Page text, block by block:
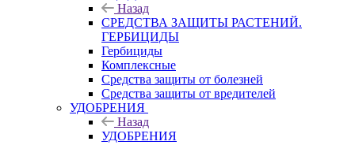
Назад
СРЕДСТВА ЗАЩИТЫ РАСТЕНИЙ.
ГЕРБИЦИДЫ
Гербициды
Комплексные
Средства защиты от болезней
Средства защиты от вредителей
УДОБРЕНИЯ
Назад
УДОБРЕНИЯ